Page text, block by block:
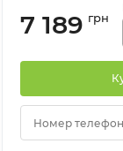
7 189 грн
Номер